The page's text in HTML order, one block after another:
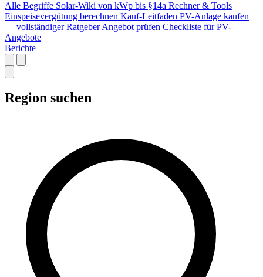
Alle Begriffe Solar-Wiki von kWp bis §14a Rechner & Tools
Einspeisevergütung berechnen Kauf-Leitfaden PV-Anlage kaufen
— vollständiger Ratgeber Angebot prüfen Checkliste für PV-
Angebote
Berichte
Region suchen